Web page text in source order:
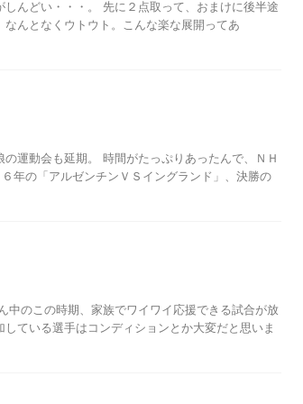
んどい・・・。 先に２点取って、おまけに後半途
んとなくウトウト。こんな楽な展開ってあ
運動会も延期。 時間がたっぷりあったんで、ＮＨ
年の「アルゼンチンＶＳイングランド」、決勝の
のこの時期、家族でワイワイ応援できる試合が放
ている選手はコンディションとか大変だと思いま